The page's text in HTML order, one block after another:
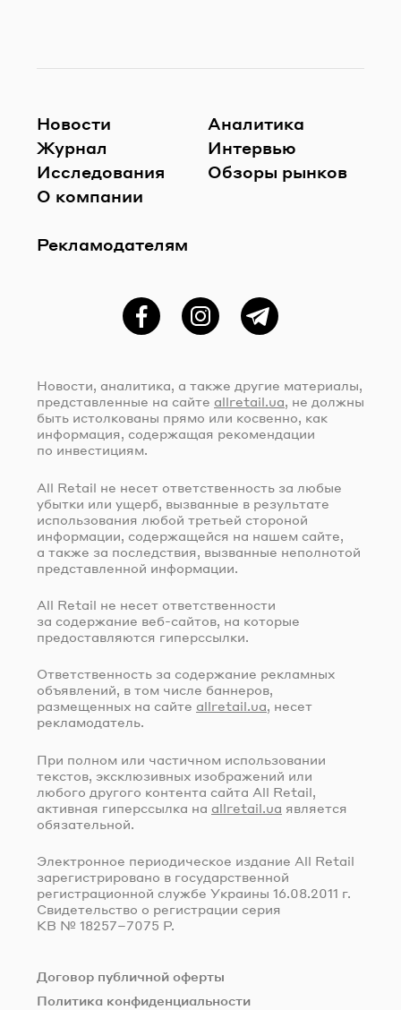
Новости
Журнал
Исследования
О компании
Рекламодателям
Аналитика
Интервью
Обзоры рынков
ФейсбукInstagramTelegram
Новости, аналитика, а также другие материалы,
представленные на сайте allretail.ua, не должны
быть истолкованы прямо или косвенно, как
информация, содержащая рекомендации
по инвестициям.
All Retail не несет ответственность за любые
убытки или ущерб, вызванные в результате
использования любой третьей стороной
информации, содержащейся на нашем сайте,
а также за последствия, вызванные неполнотой
представленной информации.
All Retail не несет ответственности
за содержание веб-сайтов, на которые
предоставляются гиперссылки.
Ответственность за содержание рекламных
объявлений, в том числе баннеров,
размещенных на сайте allretail.ua, несет
рекламодатель.
При полном или частичном использовании
текстов, эксклюзивных изображений или
любого другого контента сайта All Retail,
активная гиперссылка на allretail.ua является
обязательной.
Электронное периодическое издание All Retail
зарегистрировано в государственной
регистрационной службе Украины 16.08.2011 г.
Свидетельство о регистрации серия
КВ № 18257–7075 Р.
Договор публичной оферты
Политика конфиденциальности